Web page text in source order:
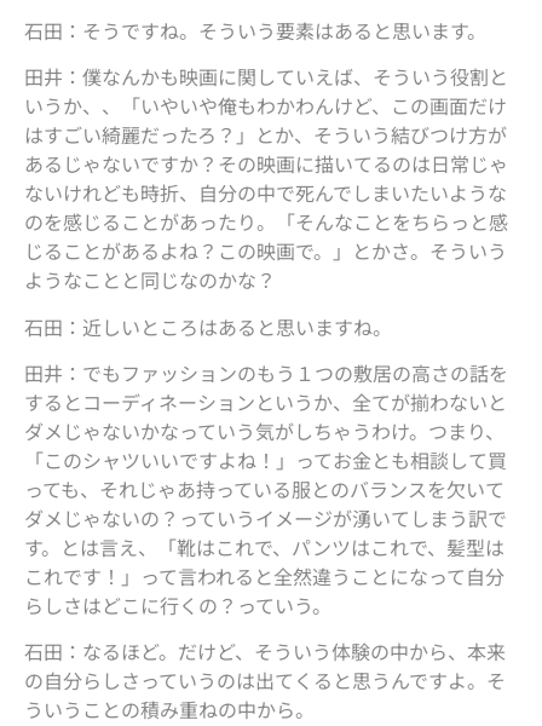
石田：そうですね。そういう要素はあると思います。
田井：僕なんかも映画に関していえば、そういう役割と
いうか、、「いやいや俺もわかわんけど、この画面だけ
はすごい綺麗だったろ？」とか、そういう結びつけ方が
あるじゃないですか？その映画に描いてるのは日常じゃ
ないけれども時折、自分の中で死んでしまいたいような
のを感じることがあったり。「そんなことをちらっと感
じることがあるよね？この映画で。」とかさ。そういう
ようなことと同じなのかな？
石田：近しいところはあると思いますね。
田井：でもファッションのもう１つの敷居の高さの話を
するとコーディネーションというか、全てが揃わないと
ダメじゃないかなっていう気がしちゃうわけ。つまり、
「このシャツいいですよね！」ってお金とも相談して買
っても、それじゃあ持っている服とのバランスを欠いて
ダメじゃないの？っていうイメージが湧いてしまう訳で
す。とは言え、「靴はこれで、パンツはこれで、髪型は
これです！」って言われると全然違うことになって自分
らしさはどこに行くの？っていう。
石田：なるほど。だけど、そういう体験の中から、本来
の自分らしさっていうのは出てくると思うんですよ。そ
ういうことの積み重ねの中から。